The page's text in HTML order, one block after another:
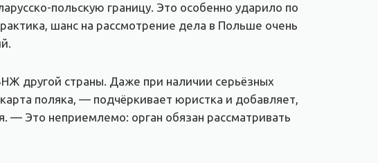
польскую границу. Это особенно ударило по
шанс на рассмотрение дела в Польше очень
другой страны. Даже при наличии серьёзных
поляка, — подчёркивает юристка и добавляет,
— Это неприемлемо: орган обязан рассматривать